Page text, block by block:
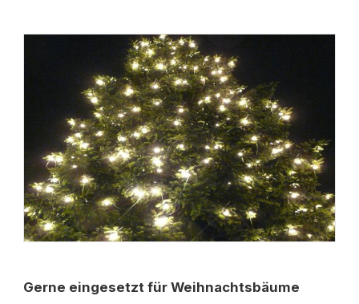
Gerne eingesetzt für Weihnachtsbäume